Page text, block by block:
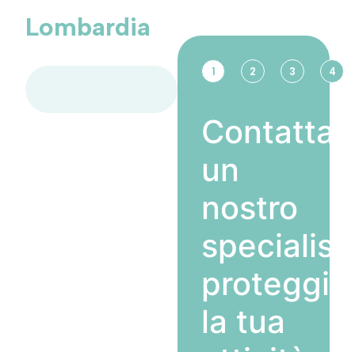
Lombardia
1 2 3 4
Contatta
un
nostro
proteggi
la tua